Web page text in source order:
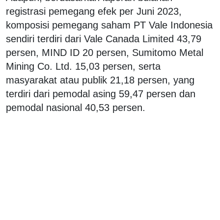
registrasi pemegang efek per Juni 2023,
komposisi pemegang saham PT Vale Indonesia
sendiri terdiri dari Vale Canada Limited 43,79
persen, MIND ID 20 persen, Sumitomo Metal
Mining Co. Ltd. 15,03 persen, serta
masyarakat atau publik 21,18 persen, yang
terdiri dari pemodal asing 59,47 persen dan
pemodal nasional 40,53 persen.